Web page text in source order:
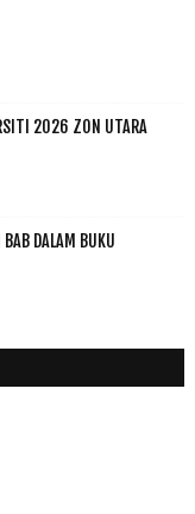
2026 ZON UTARA
DALAM BUKU